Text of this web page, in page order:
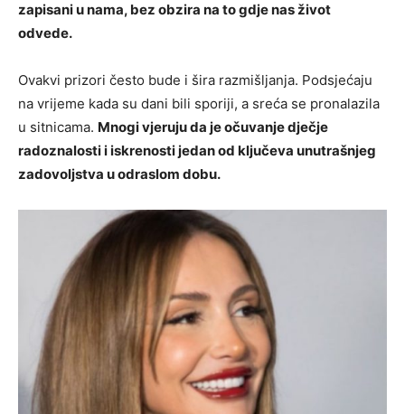
zapisani u nama, bez obzira na to gdje nas život
odvede.
Ovakvi prizori često bude i šira razmišljanja. Podsjećaju
na vrijeme kada su dani bili sporiji, a sreća se pronalazila
u sitnicama. Mnogi vjeruju da je očuvanje dječje
radoznalosti i iskrenosti jedan od ključeva unutrašnjeg
zadovoljstva u odraslom dobu.